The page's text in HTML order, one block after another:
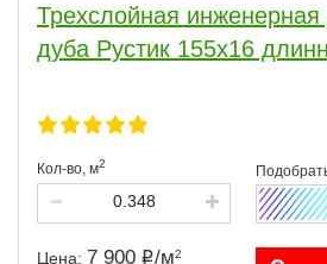
Трехслойная инженерная
дуба Рустик 155х16
Кол-во, м2
Цена: 7 900 /м2